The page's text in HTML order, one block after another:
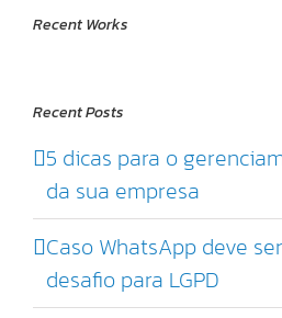
Recent Works
Recent Posts
5 dicas para o
da sua empresa
Caso WhatsApp deve
desafio para LGPD